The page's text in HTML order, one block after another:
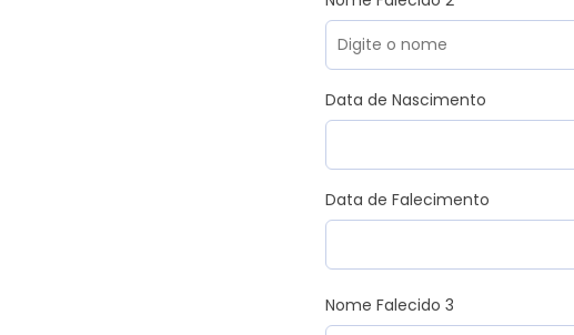
Data de Nascimento
Data de Falecimento
Nome Falecido 3